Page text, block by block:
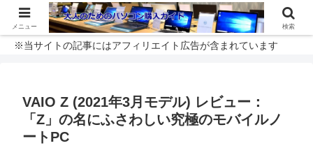
※当サイトの記事にはアフィリエイト広告が含まれています
VAIO Z (2021年3月モデル) レビュー：
「Z」の名にふさわしい究極のモバイルノ
ートPC
メニュー 検索